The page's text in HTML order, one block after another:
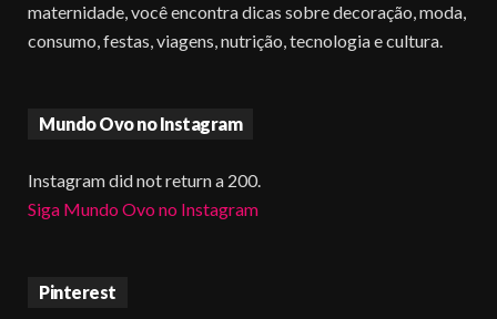
maternidade, você encontra dicas sobre decoração, moda,
consumo, festas, viagens, nutrição, tecnologia e cultura.
Mundo Ovo no Instagram
Instagram did not return a 200.
Siga Mundo Ovo no Instagram
Pinterest